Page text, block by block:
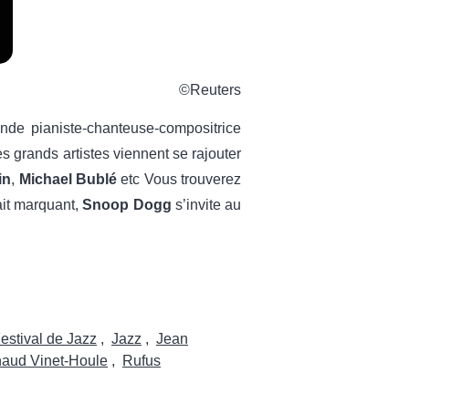
©Reuters
pianiste-chanteuse-compositrice
grands artistes viennent se rajouter
, Michael Bubléetc Vous trouverez
marquant,Snoop Dogg s’invite au
de Jazz , Jazz , Jean
Vinet-Houle ,
Rufus